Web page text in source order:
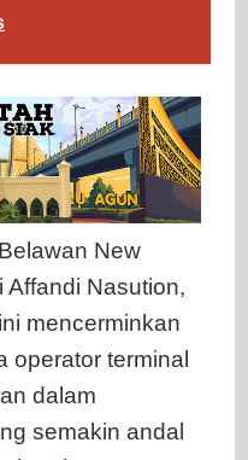
New
Affandi Nasution,
mencerminkan
operator terminal
dalam
semakin andal